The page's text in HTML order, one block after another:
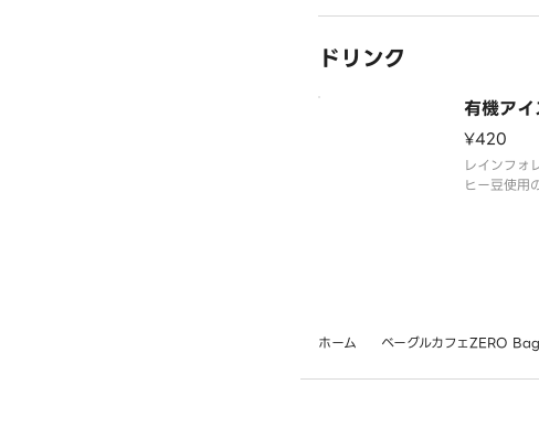
たベースの
ドリンク
有機ア
¥420
レインフォ
ヒー豆使用
ホーム ベーグルカフェZERO